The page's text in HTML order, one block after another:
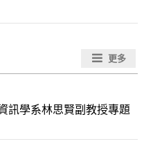
更多
訊學系林思賢副教授專題